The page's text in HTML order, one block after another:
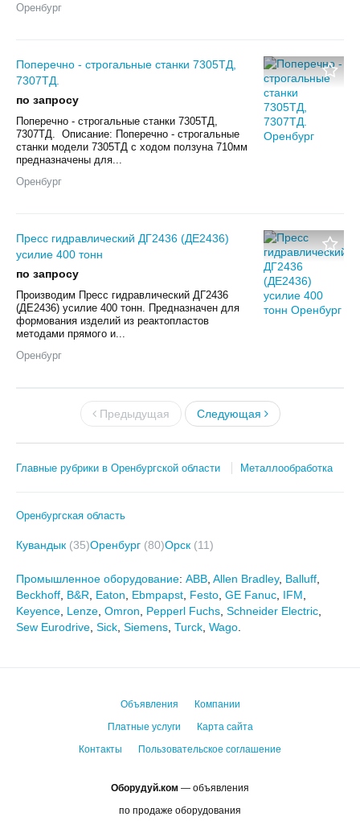
Оренбург
Поперечно - строгальные станки 7305ТД,
7307ТД.
по запросу
Поперечно - строгальные станки 7305ТД,
7307ТД. Описание: Поперечно - строгальные
станки модели 7305ТД с ходом ползуна 710мм
предназначены для...
Оренбург
Пресс гидравлический ДГ2436 (ДЕ2436)
усилие 400 тонн
по запросу
Производим Пресс гидравлический ДГ2436
(ДЕ2436) усилие 400 тонн. Предназначен для
формования изделий из реактопластов
методами прямого и...
Оренбург
Предыдущая Следующая
Главные рубрики в Оренбургской области Металлообработка
Оренбургская область
Кувандык (35)Оренбург (80)Орск (11)
Промышленное оборудование: ABB Allen Bradley, Balluff
Beckhoff B&R Eaton Ebmpapst Festo GE Fanuc IFM
Keyence Lenze Omron Pepperl Fuchs Schneider Electric
Sew Eurodrive Sick Siemens Turck Wago
Оборудуй.ком — объявления
по продаже оборудования
Объявления
Компании
Платные услуги
Карта сайта
Контакты
Пользовательское соглашение